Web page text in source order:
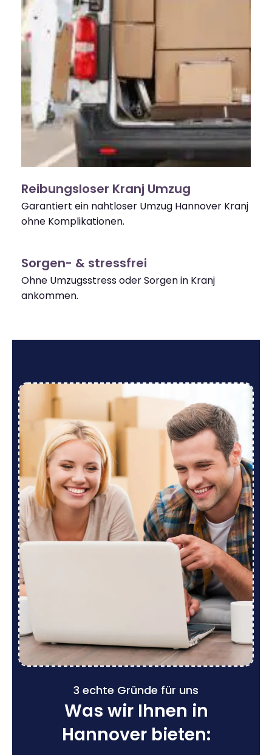
Reibungsloser Kranj Umzug
Garantiert ein nahtloser Umzug Hannover Kranj
ohne Komplikationen.
Sorgen- & stressfrei
Ohne Umzugsstress oder Sorgen in Kranj
ankommen.
3 echte Gründe für uns
Was wir Ihnen in
Hannover bieten: